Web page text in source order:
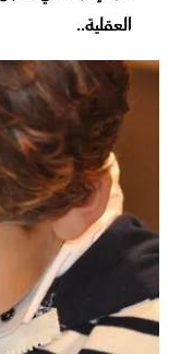
العقلية..